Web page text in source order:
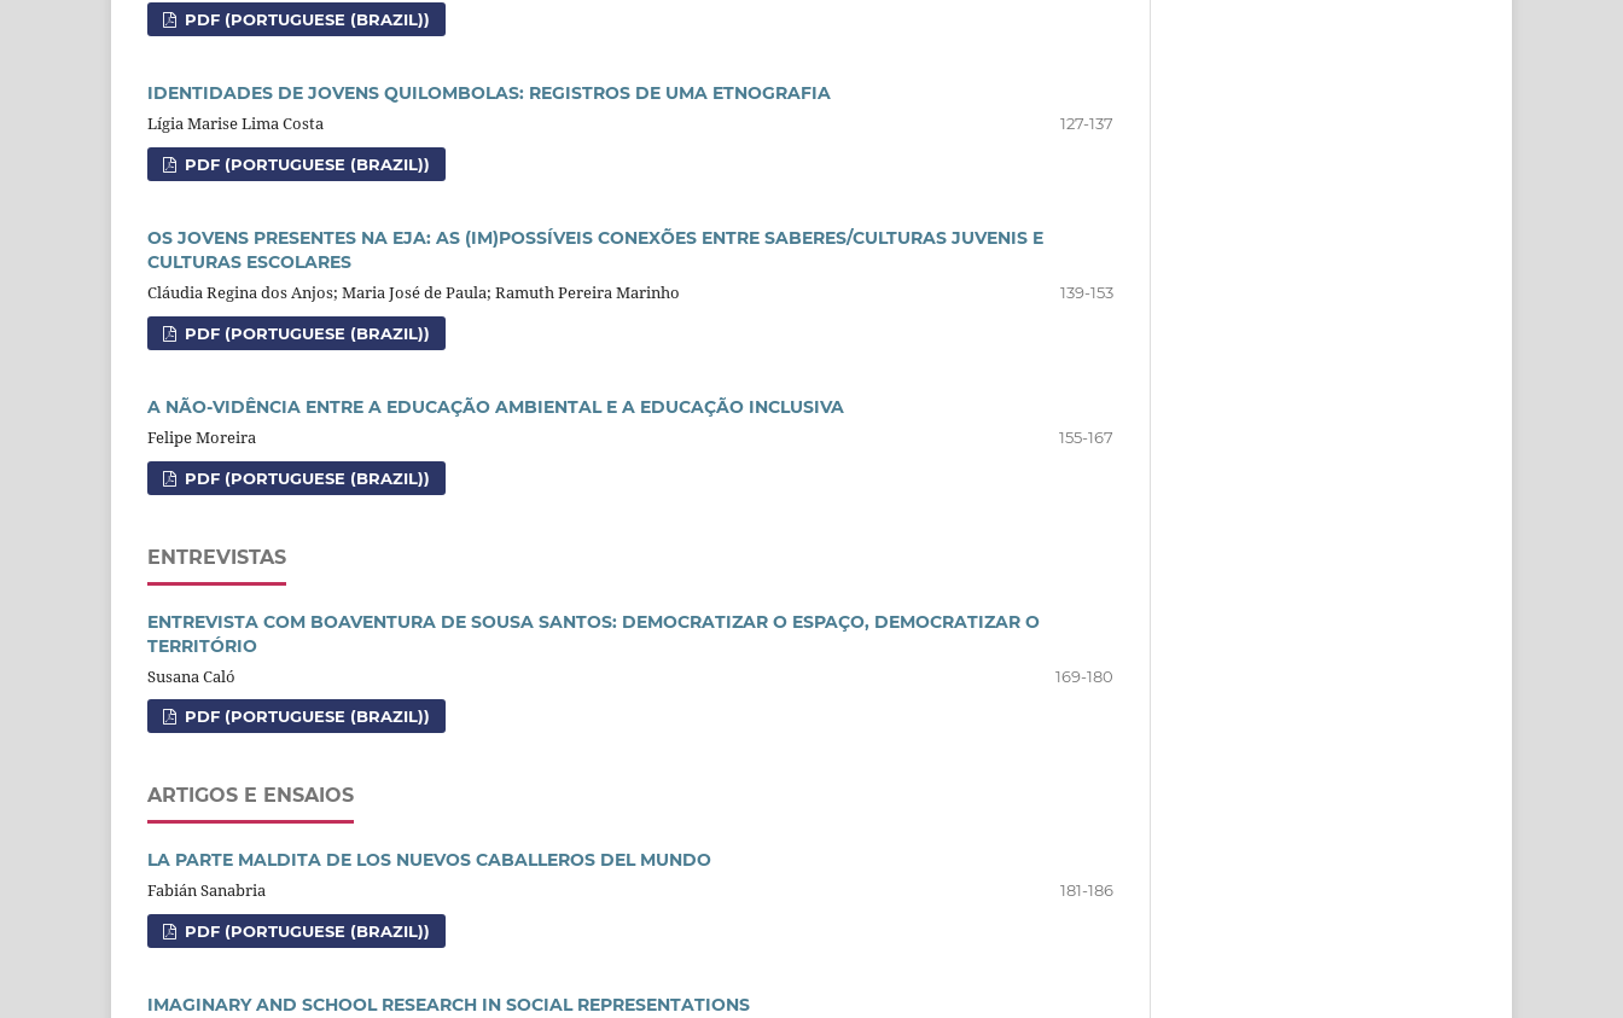
PDF (PORTUGUESE (BRAZIL))
IDENTIDADES DE JOVENS QUILOMBOLAS: REGISTROS DE UMA ETNOGRAFIA
Lígia Marise Lima Costa
127-137
PDF (PORTUGUESE (BRAZIL))
OS JOVENS PRESENTES NA EJA: AS (IM)POSSÍVEIS CONEXÕES ENTRE SABERES/CULTURAS JUVENIS E
CULTURAS ESCOLARES
Cláudia Regina dos Anjos; Maria José de Paula; Ramuth Pereira Marinho
139-153
PDF (PORTUGUESE (BRAZIL))
A NÃO-VIDÊNCIA ENTRE A EDUCAÇÃO AMBIENTAL E A EDUCAÇÃO INCLUSIVA
Felipe Moreira
155-167
PDF (PORTUGUESE (BRAZIL))
ENTREVISTAS
ENTREVISTA COM BOAVENTURA DE SOUSA SANTOS: DEMOCRATIZAR O ESPAÇO, DEMOCRATIZAR O
TERRITÓRIO
Susana Caló
169-180
PDF (PORTUGUESE (BRAZIL))
ARTIGOS E ENSAIOS
LA PARTE MALDITA DE LOS NUEVOS CABALLEROS DEL MUNDO
Fabián Sanabria
181-186
PDF (PORTUGUESE (BRAZIL))
IMAGINARY AND SCHOOL RESEARCH IN SOCIAL REPRESENTATIONS